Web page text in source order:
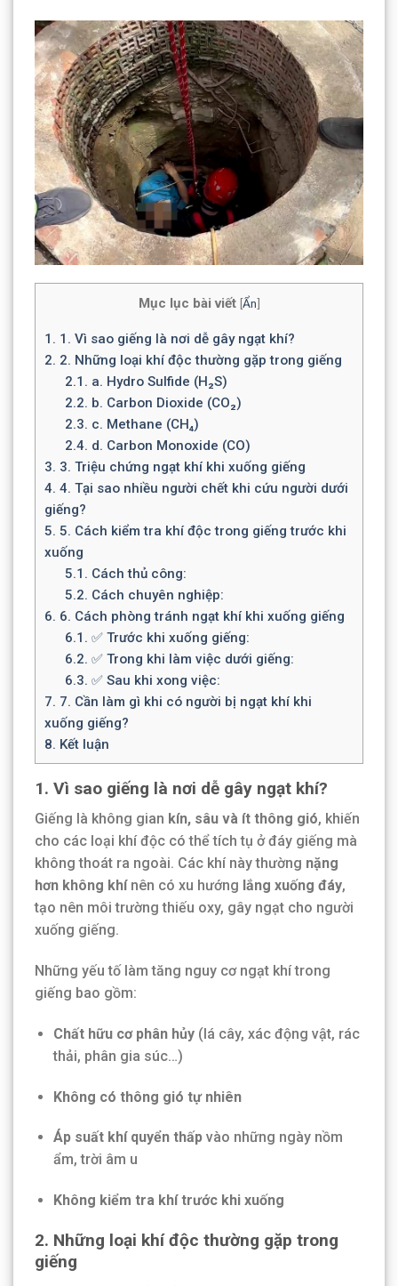
Mục lục bài viết [Ẩn]
1. 1. Vì sao giếng là nơi dễ gây ngạt khí?
2. 2. Những loại khí độc thường gặp trong giếng
2.1. a. Hydro Sulfide (H₂S)
2.2. b. Carbon Dioxide (CO₂)
2.3. c. Methane (CH₄)
2.4. d. Carbon Monoxide (CO)
3. 3. Triệu chứng ngạt khí khi xuống giếng
4. 4. Tại sao nhiều người chết khi cứu người dưới
giếng?
5. 5. Cách kiểm tra khí độc trong giếng trước khi
xuống
5.1. Cách thủ công:
5.2. Cách chuyên nghiệp:
6. 6. Cách phòng tránh ngạt khí khi xuống giếng
6.1. ✅ Trước khi xuống giếng:
6.2. ✅ Trong khi làm việc dưới giếng:
6.3. ✅ Sau khi xong việc:
7. 7. Cần làm gì khi có người bị ngạt khí khi
xuống giếng?
8. Kết luận
1. Vì sao giếng là nơi dễ gây ngạt khí?
Giếng là không gian kín, sâu và ít thông gió, khiến
cho các loại khí độc có thể tích tụ ở đáy giếng mà
không thoát ra ngoài. Các khí này thường nặng
hơn không khínên có xu hướng lắng xuống đáy,
tạo nên môi trường thiếu oxy, gây ngạt cho người
xuống giếng.
Những yếu tố làm tăng nguy cơ ngạt khí trong
giếng bao gồm:
Chất hữu cơ phân hủy(lá cây, xác động vật, rác
thải, phân gia súc…)
Không có thông gió tự nhiên
Áp suất khí quyển thấpvào những ngày nồm
ẩm, trời âm u
Không kiểm tra khí trước khi xuống
2. Những loại khí độc thường gặp trong
giếng